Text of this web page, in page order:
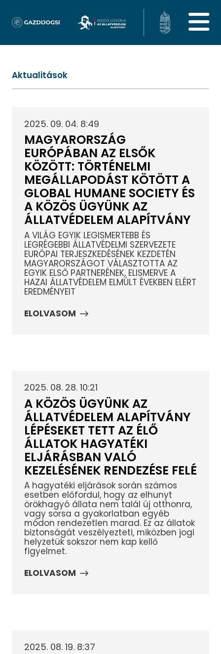
Aktualitások
2025. 09. 04. 8:49
MAGYARORSZÁG
EURÓPÁBAN AZ ELSŐK
KÖZÖTT: TÖRTÉNELMI
MEGÁLLAPODÁST KÖTÖTT A
GLOBAL HUMANE SOCIETY ÉS
A KÖZÖS ÜGYÜNK AZ
ÁLLATVÉDELEM ALAPÍTVÁNY
A VILÁG EGYIK LEGISMERTEBB ÉS
LEGRÉGEBBI ÁLLATVÉDELMI SZERVEZETE
EURÓPAI TERJESZKEDÉSÉNEK KEZDETÉN
MAGYARORSZÁGOT VÁLASZTOTTA AZ
EGYIK ELSŐ PARTNERÉNEK, ELISMERVE A
HAZAI ÁLLATVÉDELEM ELMÚLT ÉVEKBEN ELÉRT
EREDMÉNYEIT
ELOLVASOM
2025. 08. 28. 10:21
A KÖZÖS ÜGYÜNK AZ
ÁLLATVÉDELEM ALAPÍTVÁNY
LÉPÉSEKET TETT AZ ÉLŐ
ÁLLATOK HAGYATÉKI
ELJÁRÁSBAN VALÓ
KEZELÉSÉNEK RENDEZÉSE FELÉ
A hagyatéki eljárások során számos
esetben előfordul, hogy az elhunyt
örökhagyó állata nem talál új otthonra,
vagy sorsa a gyakorlatban egyéb
módon rendezetlen marad. Ez az állatok
biztonságát veszélyezteti, miközben jogi
helyzetük sokszor nem kap kellő
figyelmet.
ELOLVASOM
2025. 08. 19. 8:37